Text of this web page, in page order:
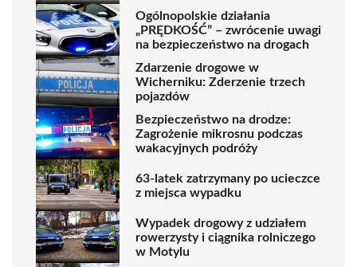
Ogólnopolskie działania
„PRĘDKOŚĆ” – zwrócenie uwagi
na bezpieczeństwo na drogach
Zdarzenie drogowe w
Wicherniku: Zderzenie trzech
pojazdów
Bezpieczeństwo na drodze:
Zagrożenie mikrosnu podczas
wakacyjnych podróży
63-latek zatrzymany po ucieczce
z miejsca wypadku
Wypadek drogowy z udziałem
rowerzysty i ciągnika rolniczego
w Motylu